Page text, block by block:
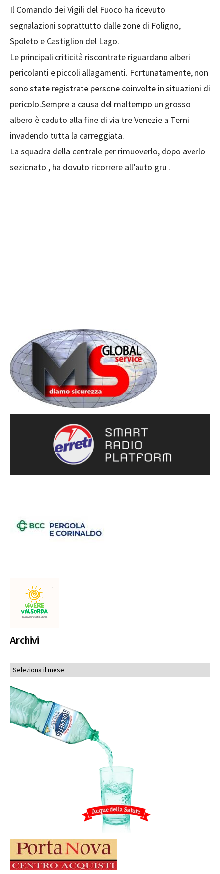
Il Comando dei Vigili del Fuoco ha ricevuto
segnalazioni soprattutto dalle zone di Foligno,
Spoleto e Castiglion del Lago.
Le principali criticità riscontrate riguardano alberi
pericolanti e piccoli allagamenti. Fortunatamente, non
sono state registrate persone coinvolte in situazioni di
pericolo.Sempre a causa del maltempo un grosso
albero è caduto alla fine di via tre Venezie a Terni
invadendo tutta la carreggiata.
La squadra della centrale per rimuoverlo, dopo averlo
sezionato , ha dovuto ricorrere all’auto gru .
Archivi
Archivi